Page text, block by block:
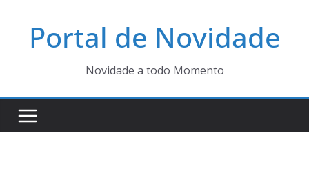
Portal de Novidade
Novidade a todo Momento